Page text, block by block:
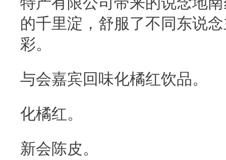
的千里淀，舒服了不同东说
彩。
与会嘉宾回味化橘红饮品。
化橘红。
新会陈皮。